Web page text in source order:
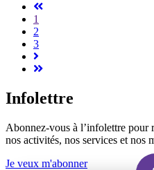
1
2
3
Infolettre
Abonnez-vous à l’infolettre pour
nos activités, nos services et nos
Je veux m'abonner